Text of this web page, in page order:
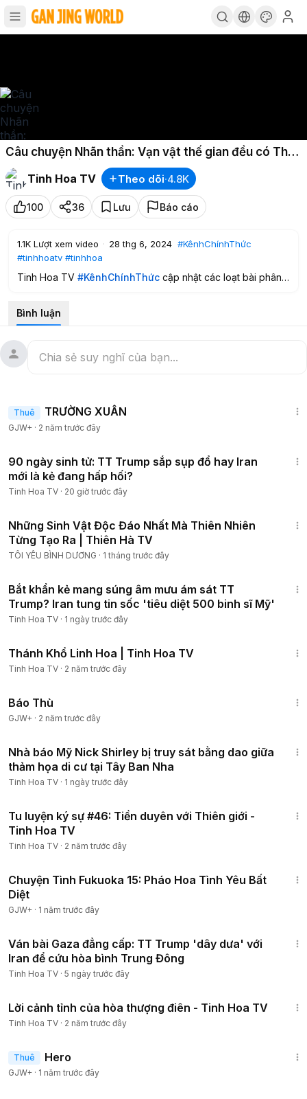
Câu chuyện Nhãn thần: Vạn vật thế gian đều có Thần
linh cai quản | Tinh Hoa TV
Tinh Hoa TV
Theo dõi·4.8K
100 36 Lưu Báo cáo
1.1K Lượt xem video · 28 thg 6, 2024 #KênhChínhThức
#tinhhoatv #tinhhoa
Tinh Hoa TV #KênhChínhThức cập nhật các loạt bài phân
và tương lai.
đúng đắn, xác thực, chân thật, giúp mọi người có cái nhìn
khách quan hơn về những gì đã, đang và sẽ xảy ra trong
Tinh Hoa TV KênhChínhThức mong muốn được phục vụ Quý
khán giả tốt hơn, vì thế, đừng chần chừ gửi những phản hồi,
bình luận, like, share hoặc qua email của kênh:
Email: bbttinhhoa@gmail.com
Fanpage:
https://www.fb.com/tinhhoa.tv
Telegram:https://t.me/tinhhoanet
Đăng ký nhận tin:
https://tinhhoa.net/newsletter/
#tinhhoa_tv
Bình luận
Thuê TRƯỜNG XUÂN
GJW+ · 2 năm trước đây
90 ngày sinh tử: TT Trump sắp sụp đổ hay Iran
mới là kẻ đang hấp hối?
Tinh Hoa TV · 20 giờ trước đây
Những Sinh Vật Độc Đáo Nhất Mà Thiên Nhiên
Từng Tạo Ra | Thiên Hà TV
TÔI YÊU BÌNH DƯƠNG · 1 tháng trước đây
Bắt khẩn kẻ mang súng âm mưu ám sát TT
Trump? Iran tung tin sốc 'tiêu diệt 500 binh sĩ Mỹ'
Tinh Hoa TV · 1 ngày trước đây
Thánh Khổ Linh Hoa | Tinh Hoa TV
Tinh Hoa TV · 2 năm trước đây
Báo Thù
GJW+ · 2 năm trước đây
Nhà báo Mỹ Nick Shirley bị truy sát bằng dao giữa
thảm họa di cư tại Tây Ban Nha
Tinh Hoa TV · 1 ngày trước đây
Tu luyện ký sự #46: Tiền duyên với Thiên giới -
Tinh Hoa TV
Tinh Hoa TV · 2 năm trước đây
Chuyện Tình Fukuoka 15: Pháo Hoa Tình Yêu Bất
Diệt
GJW+ · 1 năm trước đây
Ván bài Gaza đẳng cấp: TT Trump 'dây dưa' với
Iran để cứu hòa bình Trung Đông
Tinh Hoa TV · 5 ngày trước đây
Lời cảnh tỉnh của hòa thượng điên - Tinh Hoa TV
Tinh Hoa TV · 2 năm trước đây
Thuê Hero
GJW+ · 1 năm trước đây